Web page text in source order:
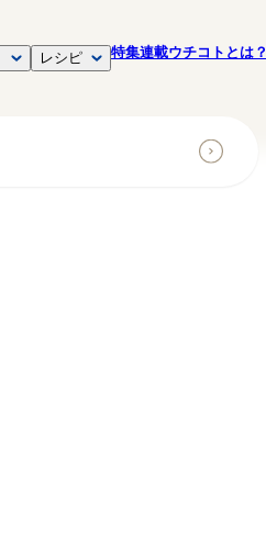
レシピ 特集連載ウチコトとは？